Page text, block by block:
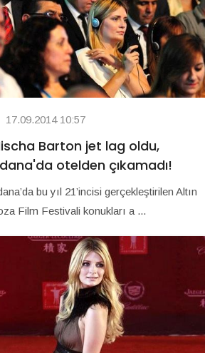
17.09.2014 10:57
Barton jet lag oldu,
otelden çıkamadı!
bu yıl 21’incisi gerçekleştirilen Altın
Film Festivali konukları a ...